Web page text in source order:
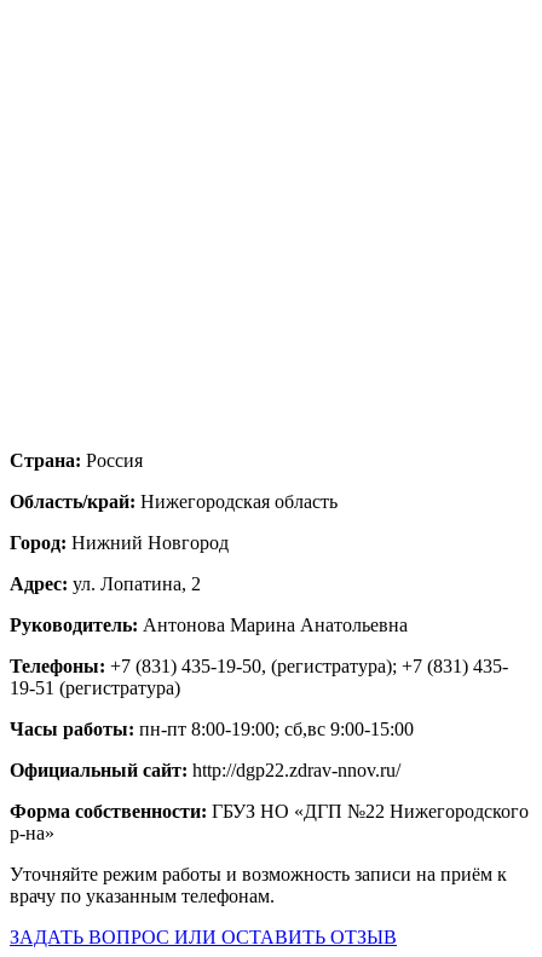
Страна: Россия
Область/край: Нижегородская область
Город: Нижний Новгород
Адрес: ул. Лопатина, 2
Руководитель: Антонова Марина Анатольевна
Телефоны: +7 (831) 435-19-50, (регистратура); +7 (831) 435-
19-51 (регистратура)
Часы работы: пн-пт 8:00-19:00; сб,вс 9:00-15:00
Официальный сайт: http://dgp22.zdrav-nnov.ru/
Форма собственности: ГБУЗ НО «ДГП №22 Нижегородского
р-на»
Уточняйте режим работы и возможность записи на приём к
врачу по указанным телефонам.
ЗАДАТЬ ВОПРОС ИЛИ ОСТАВИТЬ ОТЗЫВ